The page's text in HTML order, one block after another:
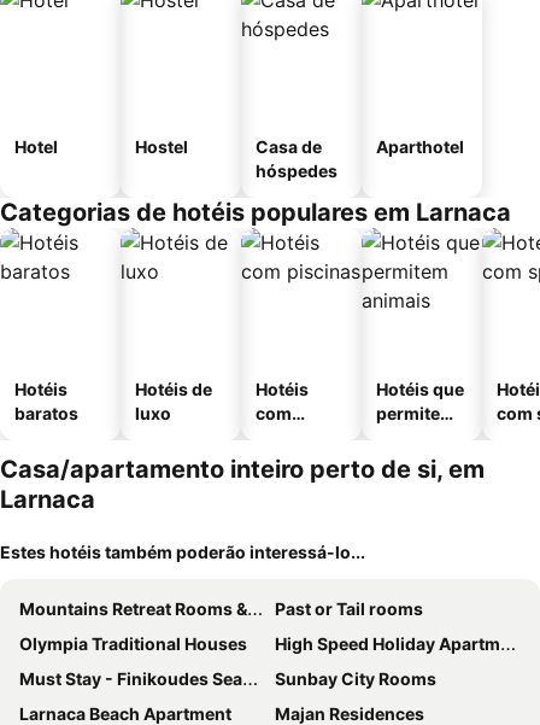
Hotel Hostel
Casa de
hóspedes
Aparthotel
Categorias de hotéis populares em Larnaca
Hotéis
baratos
Hotéis de
luxo
Hotéis
com
Hotéis que
permitem
com
Casa/apartamento inteiro perto de si, em
Larnaca
Estes hotéis também poderão interessá-lo...
Mountains Retreat Rooms & Suites
Past or Tail rooms
Olympia Traditional Houses
High Speed Holiday Apartment
Must Stay - Finikoudes Seaview
Sunbay City Rooms
Larnaca Beach Apartment
Majan Residences